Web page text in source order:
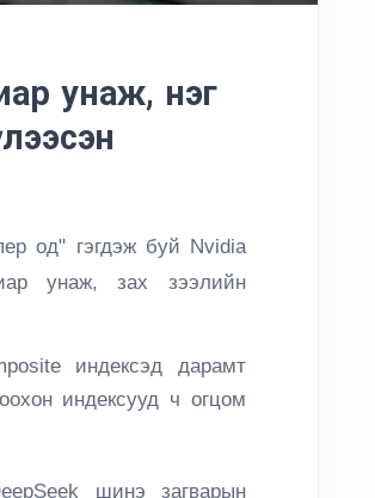
унаж, нэг
од" гэгдэж буй Nvidia
унаж, зах зээлийн
индексэд дарамт
индексууд ч огцом
шинэ загварын